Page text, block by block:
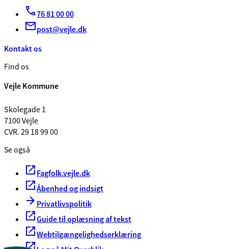
76 81 00 00
post@vejle.dk
Kontakt os
Find os
Vejle Kommune
Skolegade 1
7100 Vejle
CVR. 29 18 99 00
Se også
Fagfolk.vejle.dk
Åbenhed og indsigt
Privatlivspolitik
Guide til oplæsning af tekst
Webtilgængelighedserklæring